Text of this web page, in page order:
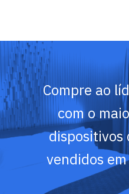
Compre ao
com o
dispositivos
vendidos